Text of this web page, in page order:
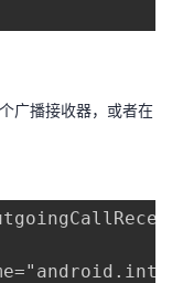
广播接收器，或者在